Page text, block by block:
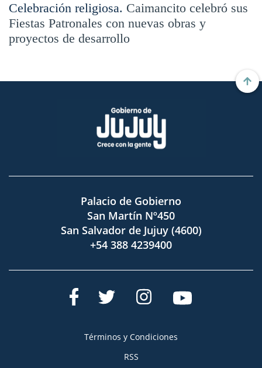
Celebración religiosa. Caimancito celebró sus
Fiestas Patronales con nuevas obras y
proyectos de desarrollo
Palacio de Gobierno
San Martín Nº450
San Salvador de Jujuy (4600)
+54 388 4239400
Términos y Condiciones
RSS